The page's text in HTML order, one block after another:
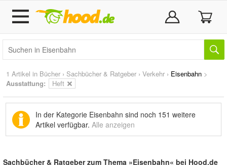
1 Artikel in Bücher › Sachbücher & Ratgeber › Verkehr › Eisenbahn >
Ausstattung:
Heft
In der Kategorie Eisenbahn sind noch 151 weitere
Artikel verfügbar. Alle anzeigen
Sachbücher & Ratgeber zum Thema »Eisenbahn« bei Hood.de